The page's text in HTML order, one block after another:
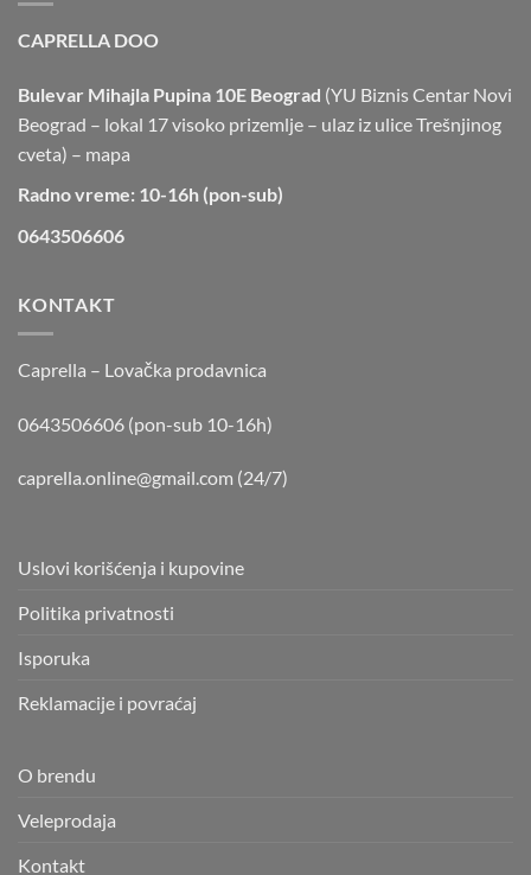
CAPRELLA DOO
Bulevar Mihajla Pupina 10E Beograd (YU Biznis Centar Novi
Beograd – lokal 17 visoko prizemlje – ulaz iz ulice Trešnjinog
cveta) – mapa
Radno vreme: 10-16h (pon-sub)
0643506606
KONTAKT
Caprella – Lovačka prodavnica
0643506606 (pon-sub 10-16h)
caprella.online@gmail.com (24/7)
Uslovi korišćenja i kupovine
Politika privatnosti
Isporuka
Reklamacije i povraćaj
O brendu
Veleprodaja
Kontakt